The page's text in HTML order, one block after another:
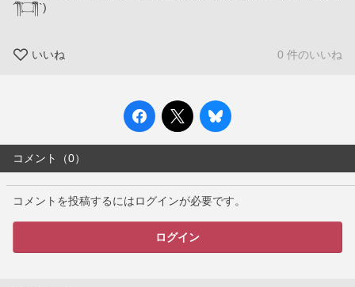
´༎ຶ۝༎ຶ`)
いいね 0 件のいいね
コメント（0）
コメントを投稿するにはログインが必要です。
ログイン